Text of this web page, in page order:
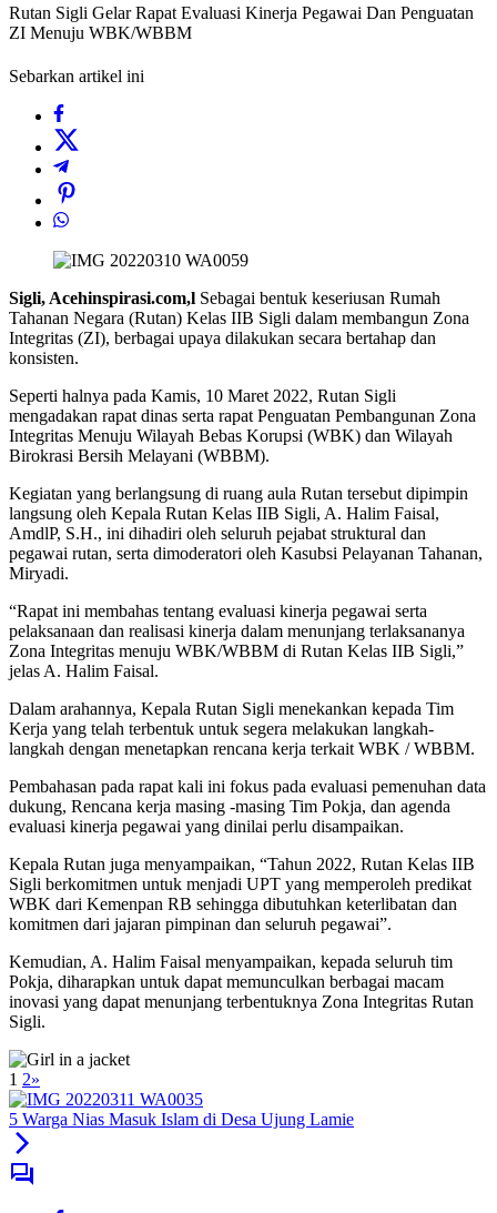
Rutan Sigli Gelar Rapat Evaluasi Kinerja Pegawai Dan Penguatan
ZI Menuju WBK/WBBM
Sebarkan artikel ini
Sigli, Acehinspirasi.com,l Sebagai bentuk keseriusan Rumah
Tahanan Negara (Rutan) Kelas IIB Sigli dalam membangun Zona
Integritas (ZI), berbagai upaya dilakukan secara bertahap dan
konsisten.
Seperti halnya pada Kamis, 10 Maret 2022, Rutan Sigli
mengadakan rapat dinas serta rapat Penguatan Pembangunan Zona
Integritas Menuju Wilayah Bebas Korupsi (WBK) dan Wilayah
Birokrasi Bersih Melayani (WBBM).
Kegiatan yang berlangsung di ruang aula Rutan tersebut dipimpin
langsung oleh Kepala Rutan Kelas IIB Sigli, A. Halim Faisal,
AmdlP, S.H., ini dihadiri oleh seluruh pejabat struktural dan
pegawai rutan, serta dimoderatori oleh Kasubsi Pelayanan Tahanan,
Miryadi.
“Rapat ini membahas tentang evaluasi kinerja pegawai serta
pelaksanaan dan realisasi kinerja dalam menunjang terlaksananya
Zona Integritas menuju WBK/WBBM di Rutan Kelas IIB Sigli,”
jelas A. Halim Faisal.
Dalam arahannya, Kepala Rutan Sigli menekankan kepada Tim
Kerja yang telah terbentuk untuk segera melakukan langkah-
langkah dengan menetapkan rencana kerja terkait WBK / WBBM.
Pembahasan pada rapat kali ini fokus pada evaluasi pemenuhan data
dukung, Rencana kerja masing -masing Tim Pokja, dan agenda
evaluasi kinerja pegawai yang dinilai perlu disampaikan.
Kepala Rutan juga menyampaikan, “Tahun 2022, Rutan Kelas IIB
Sigli berkomitmen untuk menjadi UPT yang memperoleh predikat
WBK dari Kemenpan RB sehingga dibutuhkan keterlibatan dan
komitmen dari jajaran pimpinan dan seluruh pegawai”.
Kemudian, A. Halim Faisal menyampaikan, kepada seluruh tim
Pokja, diharapkan untuk dapat memunculkan berbagai macam
inovasi yang dapat menunjang terbentuknya Zona Integritas Rutan
Sigli.
1 2»
5 Warga Nias Masuk Islam di Desa Ujung Lamie